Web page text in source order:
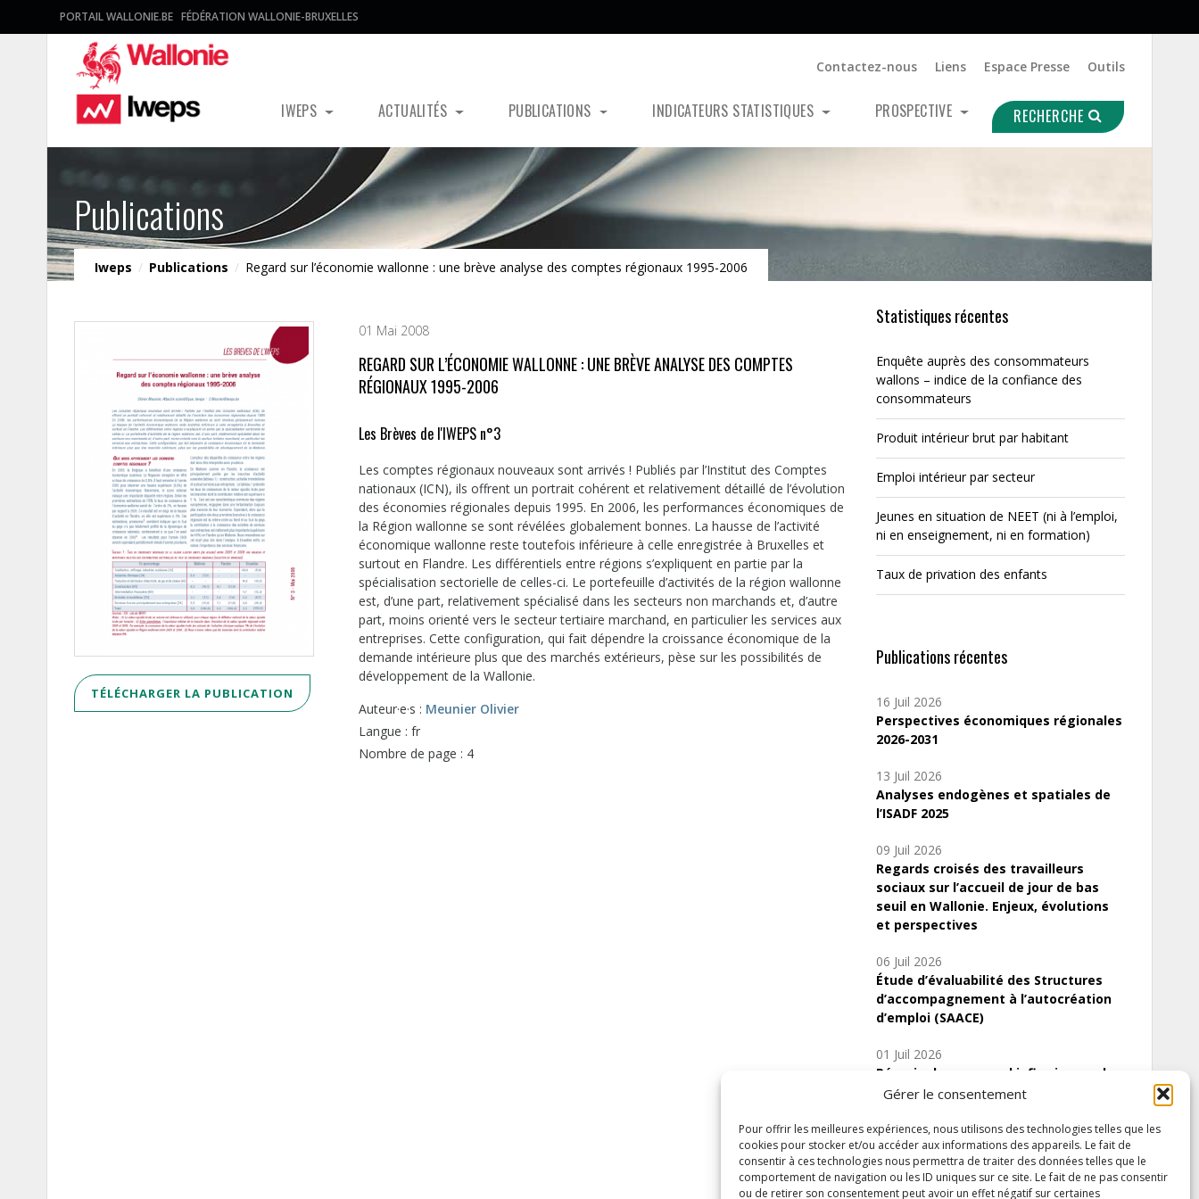
Gérer le consentement
Pour offrir les meilleures expériences, nous utilisons des technologies telles que les
cookies pour stocker et/ou accéder aux informations des appareils. Le fait de
consentir à ces technologies nous permettra de traiter des données telles que le
comportement de navigation ou les ID uniques sur ce site. Le fait de ne pas consentir
ou de retirer son consentement peut avoir un effet négatif sur certaines
PORTAIL WALLONIE.BE FÉDÉRATION WALLONIE-BRUXELLES
Contactez-nous Liens Espace Presse Outils
IWEPS ACTUALITÉS PUBLICATIONS INDICATEURS STATISTIQUES PROSPECTIVE RECHERCHE
Publications
Iweps / Publications / Regard sur l’économie wallonne : une brève analyse des comptes régionaux 1995-2006
TÉLÉCHARGER LA PUBLICATION
01 Mai 2008
REGARD SUR L’ÉCONOMIE WALLONNE : UNE BRÈVE ANALYSE DES COMPTES
RÉGIONAUX 1995-2006
Les Brèves de l'IWEPS n°3
Les comptes régionaux nouveaux sont arrivés ! Publiés par l’Institut des Comptes
nationaux (ICN), ils offrent un portrait cohérent et relativement détaillé de l’évolution
des économies régionales depuis 1995. En 2006, les performances économiques de
la Région wallonne se sont révélées globalement bonnes. La hausse de l’activité
économique wallonne reste toutefois inférieure à celle enregistrée à Bruxelles et
surtout en Flandre. Les différentiels entre régions s’expliquent en partie par la
spécialisation sectorielle de celles-ci. Le portefeuille d’activités de la région wallonne
est, d’une part, relativement spécialisé dans les secteurs non marchands et, d’autre
part, moins orienté vers le secteur tertiaire marchand, en particulier les services aux
entreprises. Cette configuration, qui fait dépendre la croissance économique de la
demande intérieure plus que des marchés extérieurs, pèse sur les possibilités de
développement de la Wallonie.
Auteur·e·s : Meunier Olivier
Langue : fr
Nombre de page : 4
Statistiques récentes
Enquête auprès des consommateurs
wallons – indice de la confiance des
consommateurs
Produit intérieur brut par habitant
Emploi intérieur par secteur
Jeunes en situation de NEET (ni à l’emploi,
ni en enseignement, ni en formation)
Taux de privation des enfants
Publications récentes
16 Juil 2026
Perspectives économiques régionales
2026-2031
13 Juil 2026
Analyses endogènes et spatiales de
l’ISADF 2025
09 Juil 2026
Regards croisés des travailleurs
sociaux sur l’accueil de jour de bas
seuil en Wallonie. Enjeux, évolutions
et perspectives
06 Juil 2026
Étude d’évaluabilité des Structures
d’accompagnement à l’autocréation
d’emploi (SAACE)
01 Juil 2026
Pénurie du personnel infirmier :quels
indicateurs d’offre de soins pour
Inscrivez-vous à notre newsletter